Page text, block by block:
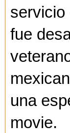
servicio
fue
una
movie.